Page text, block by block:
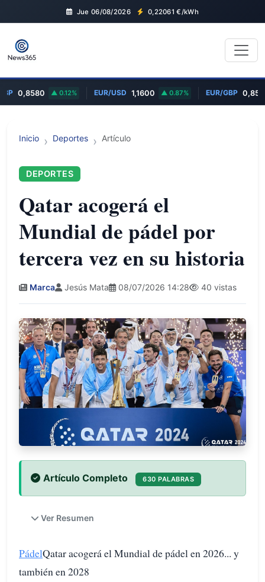
Jue 06/08/2026 0,22061 €/kWh
0,8580 0.12% EUR/USD 1,1600 0.87% EUR/GBP
Inicio Deportes Artículo
DEPORTES
Qatar acogerá el
Mundial de pádel por
tercera vez en su historia
Marca Jesús Mata 08/07/2026 14:28 40 vistas
Artículo Completo 630 PALABRAS
Ver Resumen
PádelQatar acogerá el Mundial de pádel en 2026... y
también en 2028